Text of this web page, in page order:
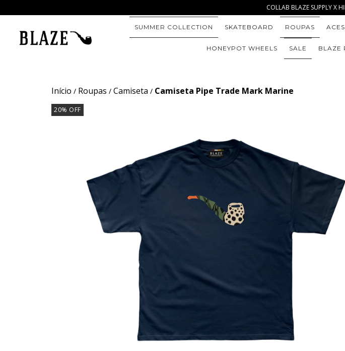
COLLAB BLAZE SUPPLY X
SUMMER COLLECTION SKATEBOARD ROUPAS
HONEYPOT WHEELS SALE BLAZE
Início / Roupas / Camiseta / Camiseta Pipe Trade Mark Marine
20% OFF